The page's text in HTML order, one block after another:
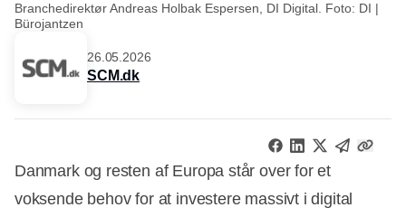
Branchedirektør Andreas Holbak Espersen, DI Digital. Foto: DI |
Bürojantzen
26.05.2026
SCM.dk
Danmark og resten af Europa står over for et
voksende behov for at investere massivt i digital